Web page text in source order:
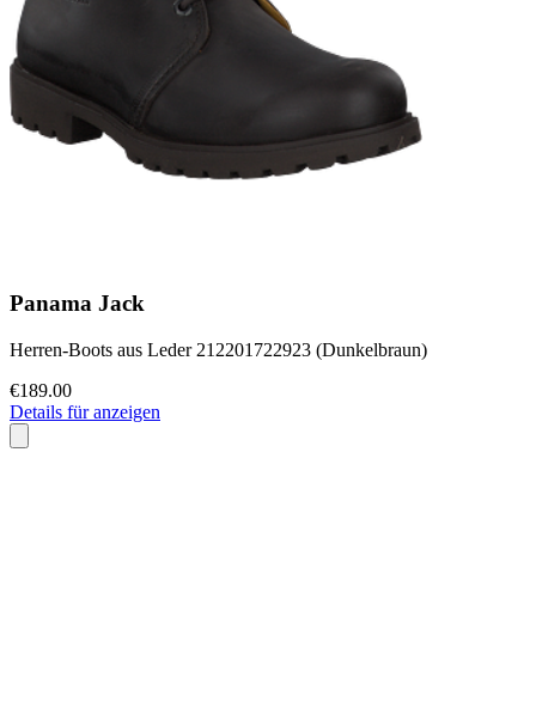
Panama Jack
Herren-Boots aus Leder 212201722923 (Dunkelbraun)
€189.00
Details für anzeigen